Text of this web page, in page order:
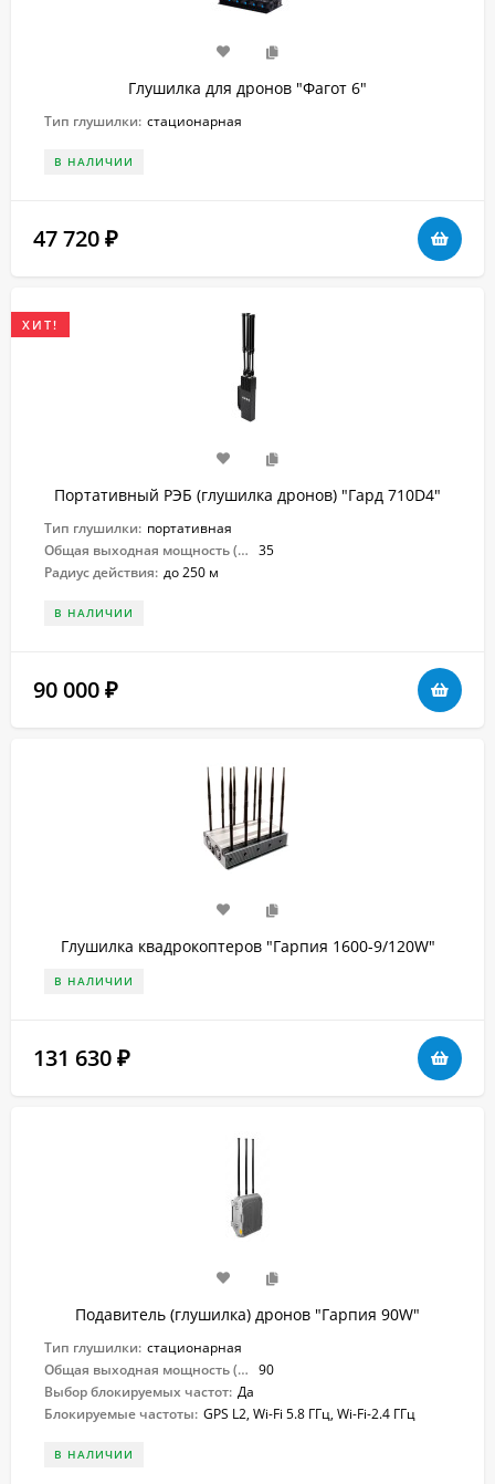
Глушилка для дронов "Фагот 6"
Тип глушилки: стационарная
В НАЛИЧИИ
47 720 ₽
ХИТ!
Портативный РЭБ (глушилка дронов) "Гард 710D4"
Тип глушилки: портативная
Общая выходная мощность (Вт): 35
Радиус действия: до 250 м
В НАЛИЧИИ
90 000 ₽
Глушилка квадрокоптеров "Гарпия 1600-9/120W"
В НАЛИЧИИ
131 630 ₽
Подавитель (глушилка) дронов "Гарпия 90W"
Тип глушилки: стационарная
Общая выходная мощность (Вт): 90
Выбор блокируемых частот: Да
Блокируемые частоты: GPS L2, Wi-Fi 5.8 ГГц, Wi-Fi-2.4 ГГц
В НАЛИЧИИ